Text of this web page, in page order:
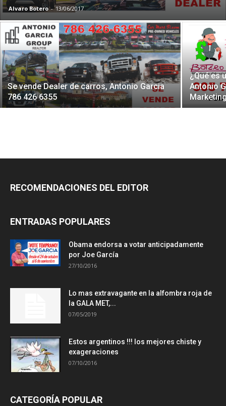
Alvaro Botero - 13/06/2017
Se vende Dealer de carros, Antonio Garcia
786 426 6355
¿Qué es
Antonio
RECOMENDACIONES DEL EDITOR
ENTRADAS POPULARES
Obama endorsa a votar anticipadamente
por Joe García
27/10/2016
Lo mas extravagante en la alfombra roja de
la GALA MET,...
07/05/2019
Estos argentinos !!! los mejores chiste y
exageraciones
07/10/2016
CATEGORÍA POPULAR